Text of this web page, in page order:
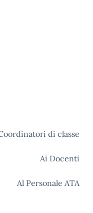
di classe
Ai Docenti
Al Personale ATA